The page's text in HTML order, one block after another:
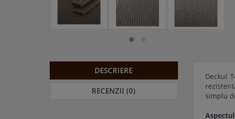
DESCRIERE
RECENZII (0)
Deckul
simplu